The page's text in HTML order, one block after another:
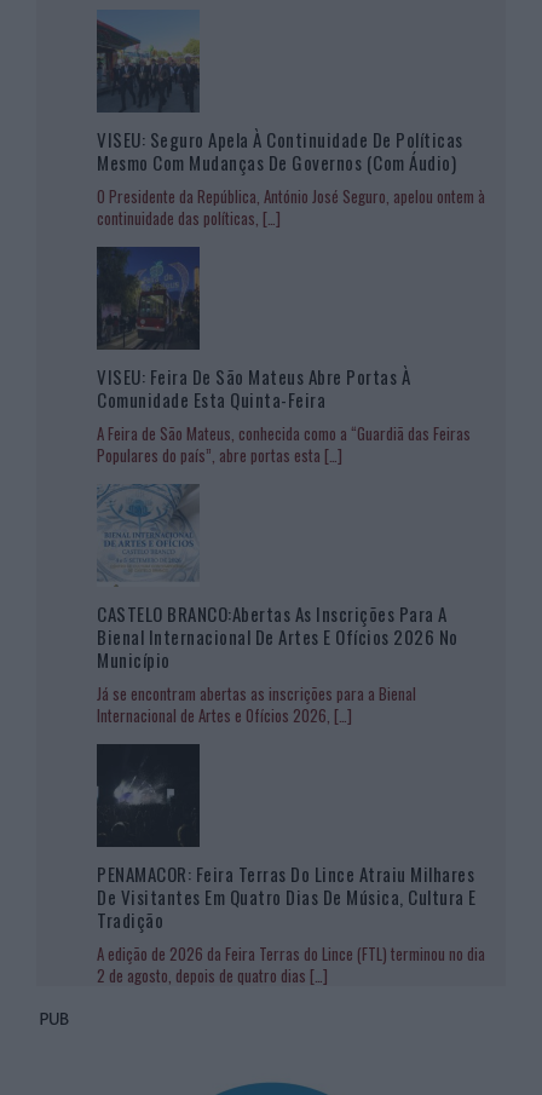
VISEU: Seguro Apela À Continuidade De Políticas
Mesmo Com Mudanças De Governos (com Áudio)
O Presidente da República, António José Seguro, apelou ontem à
continuidade das políticas, […]
VISEU: Feira De São Mateus Abre Portas À
Comunidade Esta Quinta-Feira
A Feira de São Mateus, conhecida como a “Guardiã das Feiras
Populares do país”, abre portas esta […]
CASTELO BRANCO:Abertas As Inscrições Para A
Bienal Internacional De Artes E Ofícios 2026 No
Município
Já se encontram abertas as inscrições para a Bienal
Internacional de Artes e Ofícios 2026, […]
PENAMACOR: Feira Terras Do Lince Atraiu Milhares
De Visitantes Em Quatro Dias De Música, Cultura E
Tradição
A edição de 2026 da Feira Terras do Lince (FTL) terminou no dia
2 de agosto, depois de quatro dias […]